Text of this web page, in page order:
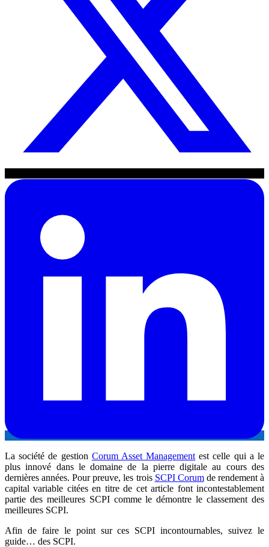
La société de gestion Corum Asset Management est celle qui a le
plus innové dans le domaine de la pierre digitale au cours des
dernières années. Pour preuve, les trois SCPI Corumde rendement à
capital variable citées en titre de cet article font incontestablement
partie des meilleures SCPI comme le démontre le classement des
meilleures SCPI.
Afin de faire le point sur ces SCPI incontournables, suivez le
guide… des SCPI.